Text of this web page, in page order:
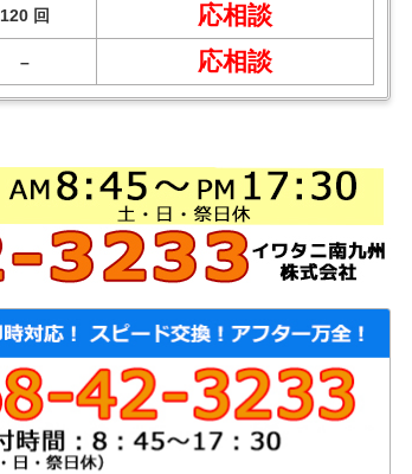
120 回 応相談
– 応相談